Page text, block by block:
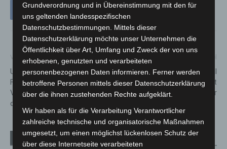
Vorheriger Artikel
Unruhige Nacht für die
Feuerwehr Hannover: Mehrere
Verletzte bei zwei Bränden in
der Calenberger Neustadt
„Blind“ im Theatersaal
Langenhagen: tfn zeigt
Kammerspiel am 25. Februar
Verwandte Artikel Mehr vom Autor
Grundverordnung und in Übereinstimmung mit den für
uns geltenden landesspezifischen
Datenschutzbestimmungen. Mittels dieser
Datenschutzerklärung möchte unser Unternehmen die
Öffentlichkeit über Art, Umfang und Zweck der von uns
erhobenen, genutzten und verarbeiteten
personenbezogenen Daten informieren. Ferner werden
betroffene Personen mittels dieser Datenschutzerklärung
über die ihnen zustehenden Rechte aufgeklärt.
Wir haben als für die Verarbeitung Verantwortlicher
zahlreiche technische und organisatorische Maßnahmen
umgesetzt, um einen möglichst lückenlosen Schutz der
über diese Internetseite verarbeiteten